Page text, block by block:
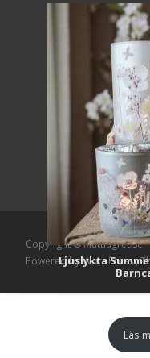
Ljuslykta
Läs
Copyright © Mattlagret.se
Powered by WordPress,